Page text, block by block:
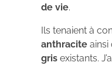
de vie.
Ils tenaient à
anthracite ainsi
gris existants.